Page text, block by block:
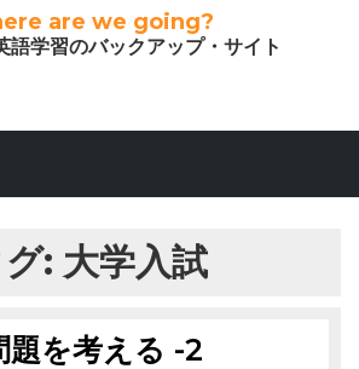
are we going?
語学習のバックアップ・サイト
: 大学入試
題を考える -2